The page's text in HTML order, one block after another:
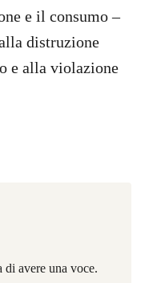
e il consumo –
distruzione
e alla violazione
di avere una voce.